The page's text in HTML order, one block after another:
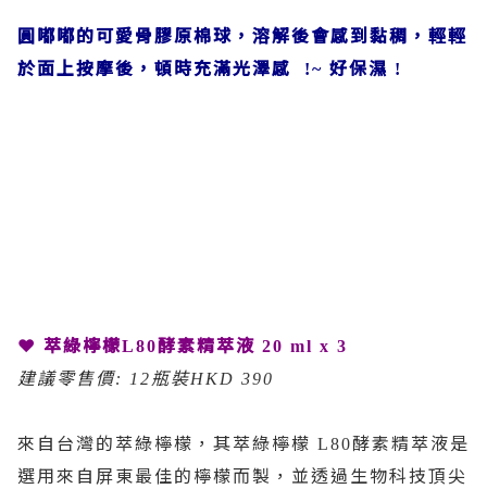
圓嘟嘟的可愛骨膠原棉球，溶解後會感到黏稠，輕輕
於面上按摩後，頓時充滿光澤感
!~ 好保濕 !
❤ 萃綠檸檬L80酵素精萃液 20 ml x 3
建議零售價: 12瓶裝HKD 390
來自台灣的萃綠檸檬，其萃綠檸檬 L80酵素精萃液是
選用來自屏東最佳的檸檬而製，並透過生物科技頂尖